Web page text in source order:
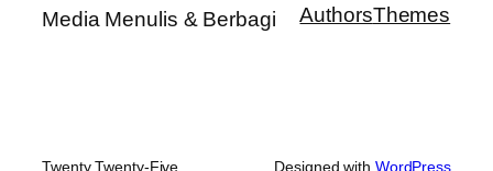
Media Menulis & Berbagi
AuthorsThemes
Twenty Twenty-Five Designed with WordPress